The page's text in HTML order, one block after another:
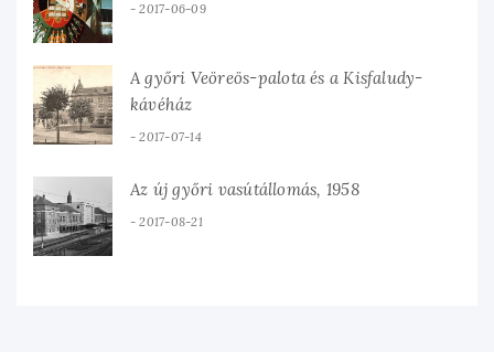
2017-06-09
A győri Veöreös-palota és a Kisfaludy-
kávéház
2017-07-14
Az új győri vasútállomás, 1958
2017-08-21